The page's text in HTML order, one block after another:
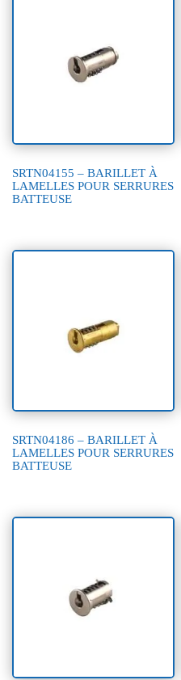
SRTN04155 – BARILLET À
LAMELLES POUR SERRURES
BATTEUSE
SRTN04186 – BARILLET À
LAMELLES POUR SERRURES
BATTEUSE